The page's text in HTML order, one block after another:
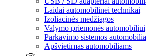
Laidai automobilinei technikai
Izoliacinės medžiagos
Valymo priemonės automobiliui
Parkavimo sistemos
Apšvietimas automobiliams